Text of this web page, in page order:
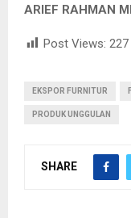
ARIEF RAHMAN
Post Views: 227
EKSPOR FURNITUR
PRODUK UNGGULAN
SHARE